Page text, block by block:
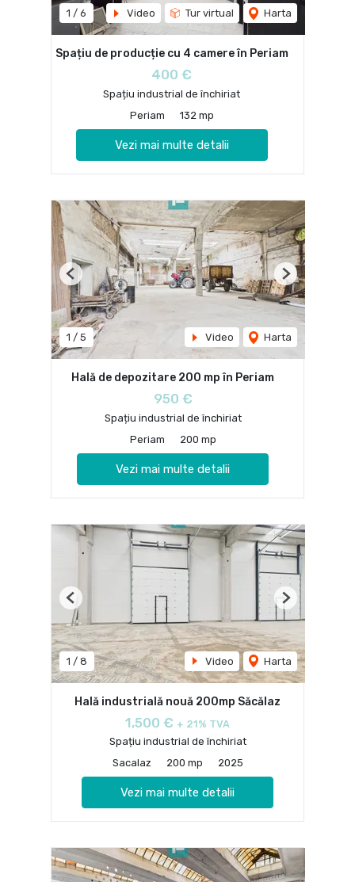
1 / 6 Video Tur virtual Harta
Spațiu de producție cu 4 camere în Periam
400 €
Spațiu industrial de închiriat
Periam
132 mp
Vezi mai multe detalii
1 / 5 Video Harta
Previous Next
Hală de depozitare 200 mp în Periam
950 €
Spațiu industrial de închiriat
Periam
200 mp
Vezi mai multe detalii
1 / 8 Video Harta
Previous Next
Hală industrială nouă 200mp Săcălaz
1,500 € + 21% TVA
Spațiu industrial de închiriat
Sacalaz
200 mp 2025
Vezi mai multe detalii